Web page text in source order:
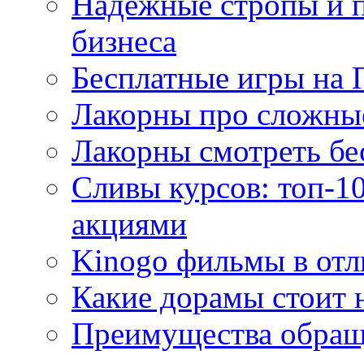
бизнеса
Бесплатные игры на
Лакорны про
Лакорны смотреть
Сливы курсов: топ-
акциями
Kinogo фильмы в
Какие дорамы стоит
Преимущества